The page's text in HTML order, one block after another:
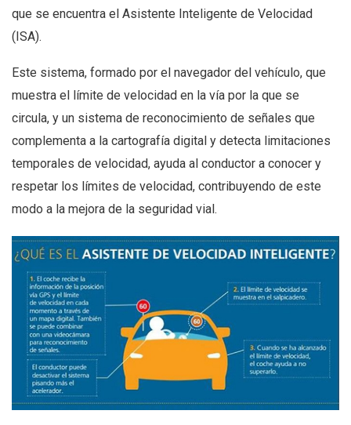
que se encuentra el Asistente Inteligente de Velocidad
(ISA).
Este sistema, formado por el navegador del vehículo, que
muestra el límite de velocidad en la vía por la que se
circula, y un sistema de reconocimiento de señales que
complementa a la cartografía digital y detecta limitaciones
temporales de velocidad, ayuda al conductor a conocer y
respetar los límites de velocidad, contribuyendo de este
modo a la mejora de la seguridad vial.